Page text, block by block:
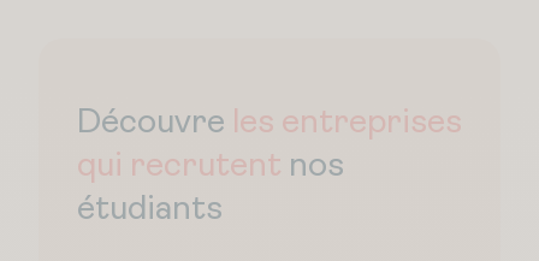
Découvre les entreprises
qui recrutent nos
étudiants